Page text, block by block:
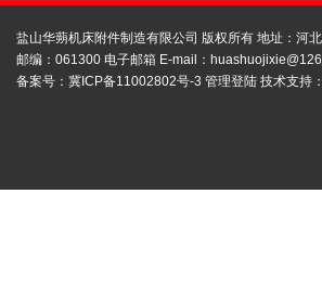
盐山华蒴机床附件制造有限公司 版权所有 地址：河
邮编：061300 电子邮箱 E-mail：
备案号： 冀ICP备11002802号-3 管理登陆 技术支持：